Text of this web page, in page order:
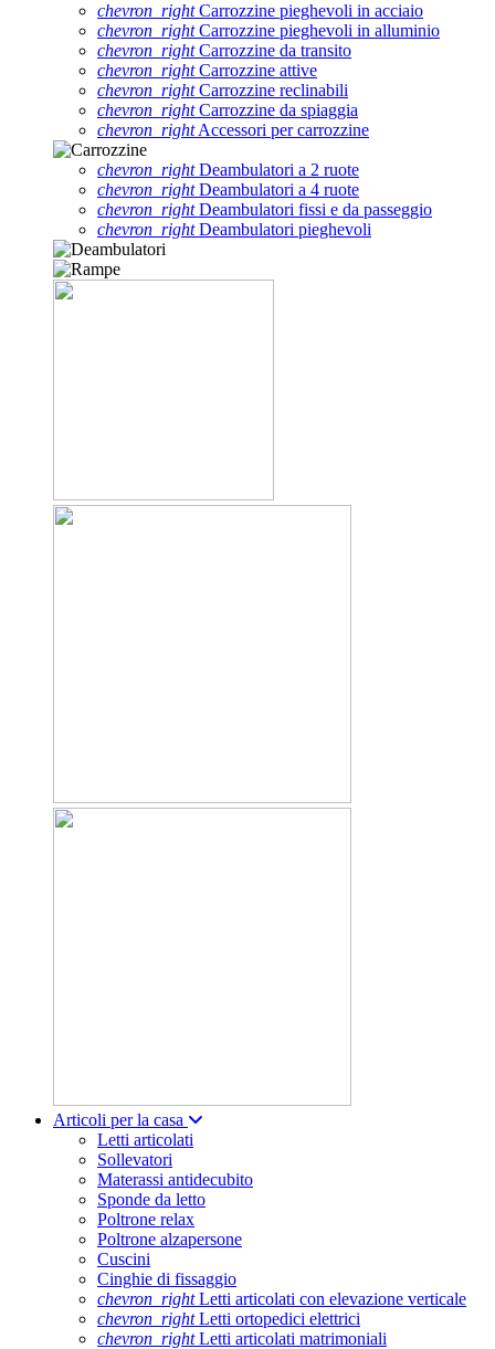
chevron_rightCarrozzine pieghevoli in acciaio
chevron_rightCarrozzine pieghevoli in alluminio
chevron_rightCarrozzine da transito
chevron_rightCarrozzine attive
chevron_rightCarrozzine reclinabili
chevron_rightCarrozzine da spiaggia
chevron_rightAccessori per carrozzine
chevron_rightDeambulatori a 2 ruote
chevron_rightDeambulatori a 4 ruote
chevron_rightDeambulatori fissi e da passeggio
chevron_rightDeambulatori pieghevoli
Articoli per la casa
Letti articolati
Sollevatori
Materassi antidecubito
Sponde da letto
Poltrone relax
Poltrone alzapersone
Cuscini
Cinghie di fissaggio
chevron_rightLetti articolati con elevazione verticale
chevron_rightLetti ortopedici elettrici
chevron_rightLetti articolati matrimoniali